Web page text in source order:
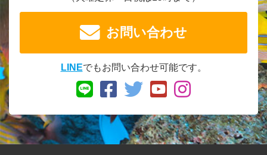
お問い合わせ
LINEでもお問い合わせ可能です。